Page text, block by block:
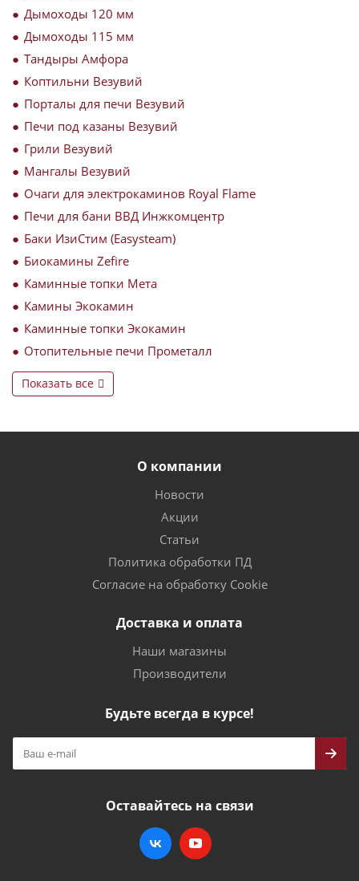
Дымоходы 120 мм
Дымоходы 115 мм
Тандыры Амфора
Коптильни Везувий
Порталы для печи Везувий
Печи под казаны Везувий
Грили Везувий
Мангалы Везувий
Очаги для электрокаминов Royal Flame
Печи для бани ВВД Инжкомцентр
Баки ИзиСтим (Easysteam)
Биокамины Zefire
Каминные топки Мета
Камины Экокамин
Каминные топки Экокамин
Отопительные печи Прометалл
Показать все
О компании
Новости
Акции
Статьи
Политика обработки ПД
Согласие на обработку Cookie
Доставка и оплата
Наши магазины
Производители
Будьте всегда в курсе!
Оставайтесь на связи